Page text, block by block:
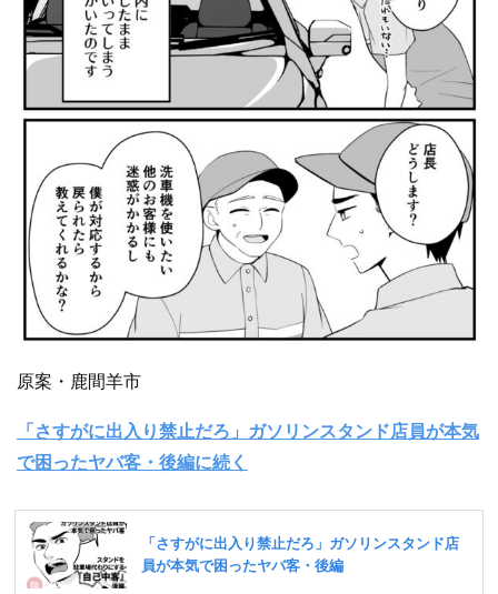
原案・鹿間羊市
「さすがに出入り禁止だろ」ガソリンスタンド店員が本気
で困ったヤバ客・後編に続く